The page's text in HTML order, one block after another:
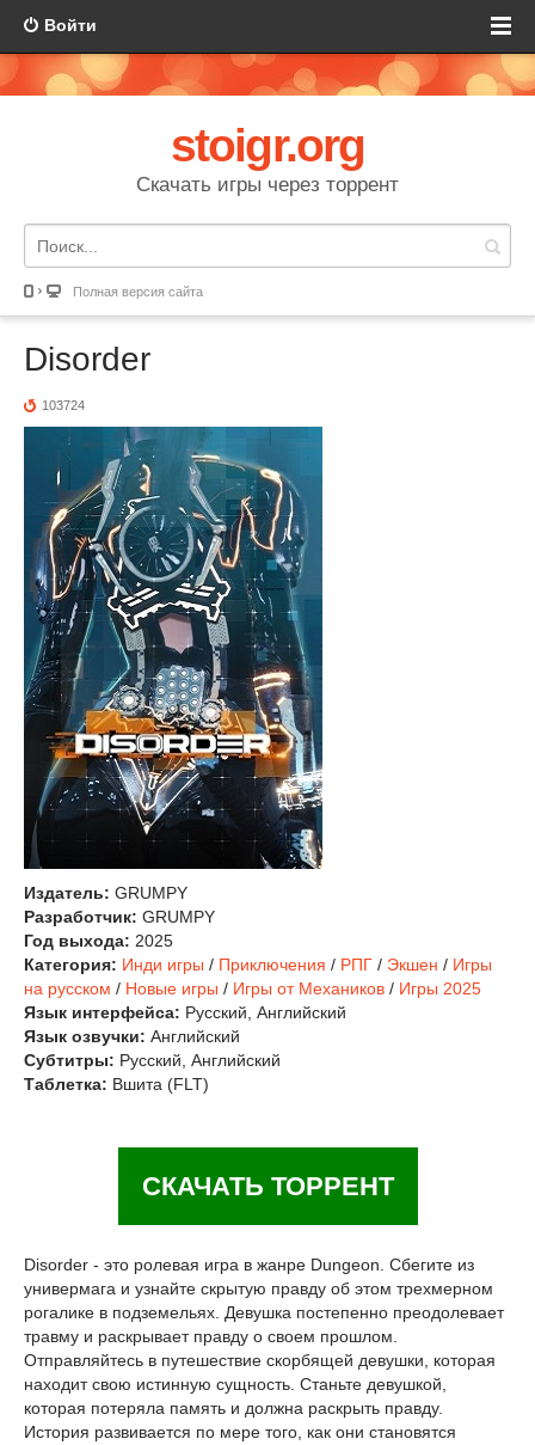
Войти
stoigr.org
Скачать игры через торрент
Полная версия сайта
Disorder
103724
Издатель: GRUMPY
Разработчик: GRUMPY
Год выхода: 2025
Категория: Инди игры / Приключения / РПГ / Экшен / Игры
на русском / Новые игры / Игры от Механиков / Игры 2025
Язык интерфейса: Русский, Английский
Язык озвучки: Английский
Субтитры: Русский, Английский
Таблетка: Вшита (FLT)
СКАЧАТЬ ТОРРЕНТ
Disorder - это ролевая игра в жанре Dungeon. Сбегите из
универмага и узнайте скрытую правду об этом трехмерном
рогалике в подземельях. Девушка постепенно преодолевает
травму и раскрывает правду о своем прошлом.
Отправляйтесь в путешествие скорбящей девушки, которая
находит свою истинную сущность. Станьте девушкой,
которая потеряла память и должна раскрыть правду.
История развивается по мере того, как они становятся